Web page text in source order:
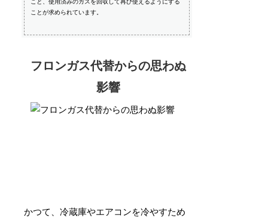
ことが求められています。
フロンガス代替からの思わぬ
影響
かつて、冷蔵庫やエアコンを冷やすため